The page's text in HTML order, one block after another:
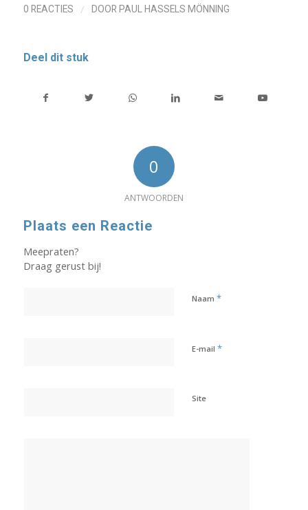
0 REACTIES / DOOR PAUL HASSELS MÖNNING
Deel dit stuk
0
ANTWOORDEN
Plaats een Reactie
Meepraten?
Draag gerust bij!
Naam *
E-mail *
Site